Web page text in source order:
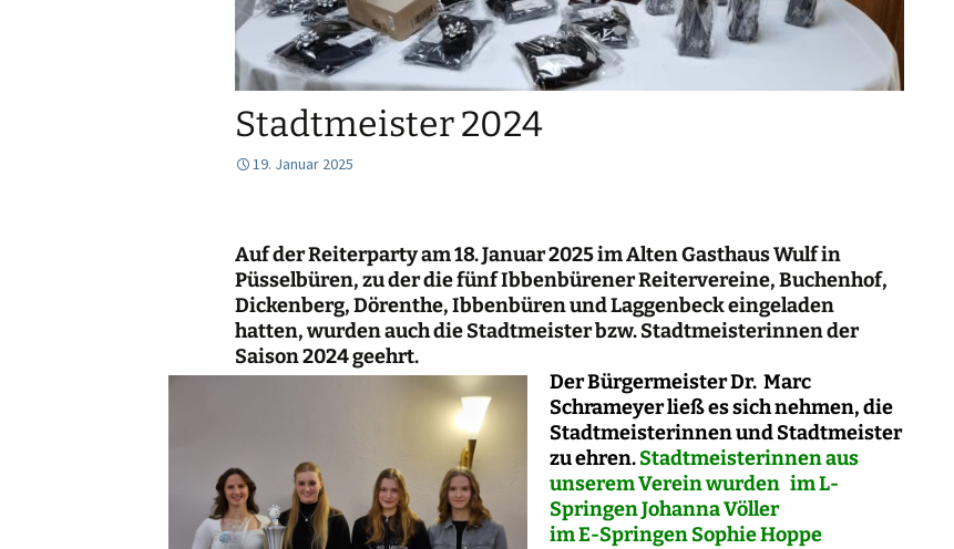
Stadtmeister 2024
19. Januar 2025
Auf der Reiterparty am 18. Januar 2025 im Alten Gasthaus Wulf in
Püsselbüren, zu der die fünf Ibbenbürener Reitervereine, Buchenhof,
Dickenberg, Dörenthe, Ibbenbüren und Laggenbeck eingeladen
hatten, wurden auch die Stadtmeister bzw. Stadtmeisterinnen der
Saison 2024 geehrt.
Der Bürgermeister Dr. Marc
Schrameyer ließ es sich nehmen, die
Stadtmeisterinnen und Stadtmeister
zu ehren.Stadtmeisterinnen aus
unserem Verein wurden im L-
Springen Johanna Völler
im E-Springen Sophie Hoppe